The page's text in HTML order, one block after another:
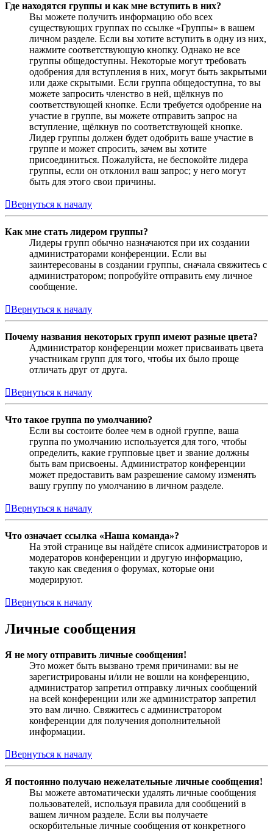
Где находятся группы и как мне вступить в них?
Вы можете получить информацию обо всех
существующих группах по ссылке «Группы» в вашем
личном разделе. Если вы хотите вступить в одну из них,
нажмите соответствующую кнопку. Однако не все
группы общедоступны. Некоторые могут требовать
одобрения для вступления в них, могут быть закрытыми
или даже скрытыми. Если группа общедоступна, то вы
можете запросить членство в ней, щёлкнув по
соответствующей кнопке. Если требуется одобрение на
участие в группе, вы можете отправить запрос на
вступление, щёлкнув по соответствующей кнопке.
Лидер группы должен будет одобрить ваше участие в
группе и может спросить, зачем вы хотите
присоединиться. Пожалуйста, не беспокойте лидера
группы, если он отклонил ваш запрос; у него могут
быть для этого свои причины.
Вернуться к началу
Как мне стать лидером группы?
Лидеры групп обычно назначаются при их создании
администраторами конференции. Если вы
заинтересованы в создании группы, сначала свяжитесь с
администратором; попробуйте отправить ему личное
сообщение.
Вернуться к началу
Почему названия некоторых групп имеют разные цвета?
Администратор конференции может присваивать цвета
участникам групп для того, чтобы их было проще
отличать друг от друга.
Вернуться к началу
Что такое группа по умолчанию?
Если вы состоите более чем в одной группе, ваша
группа по умолчанию используется для того, чтобы
определить, какие групповые цвет и звание должны
быть вам присвоены. Администратор конференции
может предоставить вам разрешение самому изменять
вашу группу по умолчанию в личном разделе.
Вернуться к началу
Что означает ссылка «Наша команда»?
На этой странице вы найдёте список администраторов и
модераторов конференции и другую информацию,
такую как сведения о форумах, которые они
модерируют.
Вернуться к началу
Личные сообщения
Я не могу отправить личные сообщения!
Это может быть вызвано тремя причинами: вы не
зарегистрированы и/или не вошли на конференцию,
администратор запретил отправку личных сообщений
на всей конференции или же администратор запретил
это вам лично. Свяжитесь с администратором
конференции для получения дополнительной
информации.
Вернуться к началу
Я постоянно получаю нежелательные личные сообщения!
Вы можете автоматически удалять личные сообщения
пользователей, используя правила для сообщений в
вашем личном разделе. Если вы получаете
оскорбительные личные сообщения от конкретного